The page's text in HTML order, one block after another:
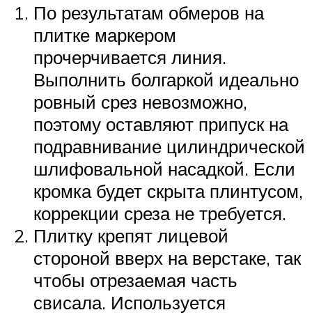
По результатам обмеров на
плитке маркером
прочерчивается линия.
Выполнить болгаркой идеально
ровный срез невозможно,
поэтому оставляют припуск на
подравнивание цилиндрической
шлифовальной насадкой. Если
кромка будет скрыта плинтусом,
коррекции среза не требуется.
Плитку крепят лицевой
стороной вверх на верстаке, так
чтобы отрезаемая часть
свисала. Используется